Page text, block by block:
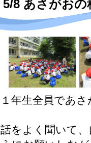
5/8 あさがおの
１年生全員であ
話をよく聞いて